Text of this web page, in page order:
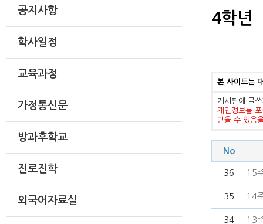
공지사항
학사일정
교육과정
가정통신문
방과후학교
진로진학
외국어자료실
4학년
본 사이트는
게시판에 글
개인정보를
받을 수 있음
No
36 15
35 14
34 13